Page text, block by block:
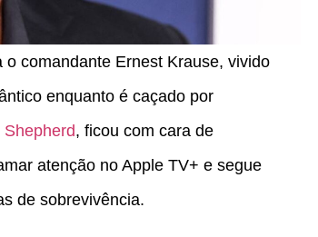
comandante Ernest Krause, vivido
enquanto é caçado por
, ficou com cara de
atenção no Apple TV+ e segue
de sobrevivência.